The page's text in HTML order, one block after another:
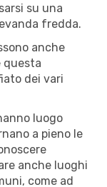
su una
fredda.
anche
questa
dei vari
luogo
a pieno le
anche luoghi
come ad